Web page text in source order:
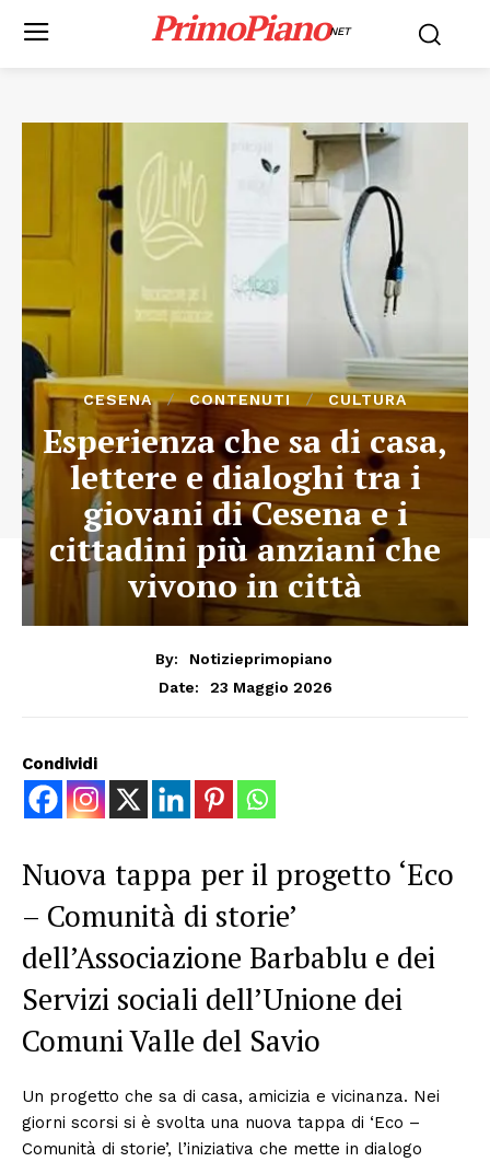
PrimoPianoNET
CESENA CONTENUTI CULTURA
Esperienza che sa di casa,
lettere e dialoghi tra i
giovani di Cesena e i
cittadini più anziani che
vivono in città
By:
Notizieprimopiano
Date:
23 Maggio 2026
Condividi
Nuova tappa per il progetto ‘Eco
– Comunità di storie’
dell’Associazione Barbablu e dei
Servizi sociali dell’Unione dei
Comuni Valle del Savio
Un progetto che sa di casa, amicizia e vicinanza. Nei
giorni scorsi si è svolta una nuova tappa di ‘Eco –
Comunità di storie’, l’iniziativa che mette in dialogo